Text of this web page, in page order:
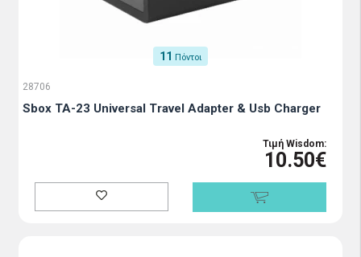
11 Πόντοι
28706
Sbox TA-23 Universal Travel Adapter & Usb Charger
Τιμή Wisdom:
10.50€